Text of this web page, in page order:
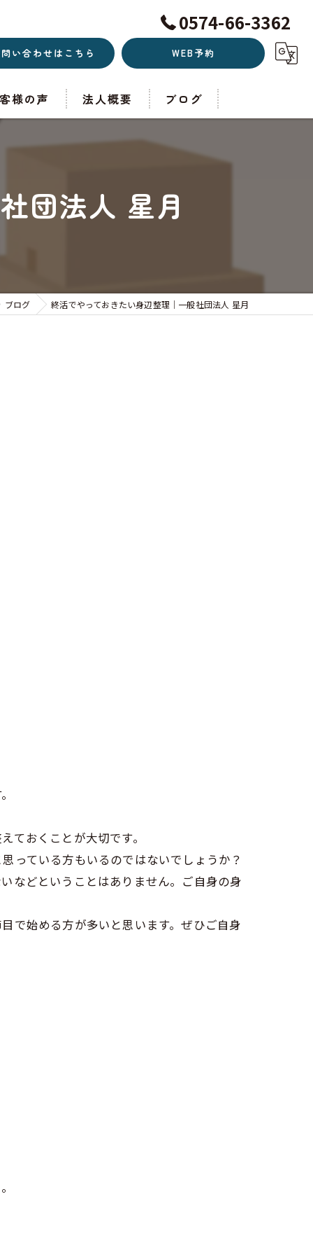
0574-66-3362
い合わせはこちら WEB予約
様の声 法人概要 ブログ
団法人 星月
ブログ 終活でやっておきたい身辺整理｜一般社団法人 星月
ておくことが大切です。
っている方もいるのではないでしょうか？
などということはありません。ご自身の身
で始める方が多いと思います。ぜひご自身